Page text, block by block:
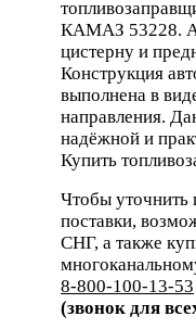
КАМАЗ 53228.
цистерну и
Конструкция
выполнена в
направления.
надёжной и
Купить
Чтобы уточнить
поставки,
СНГ, а также
8-800-100-13-53
(звонок для